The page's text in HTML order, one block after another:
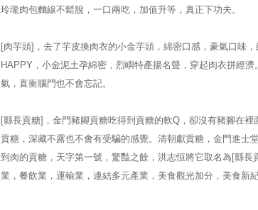
玲瓏肉包麵線不鬆脫，一口兩吃，加值升等，真正下功夫。
[肉芋頭]，去了芋皮換肉衣的小金芋頭，綿密口感，豪氣口味
HAPPY，小金泥土孕綿密，烈嶼特產揚名聲，穿起肉衣拼經
氣，直衝腦門也不會忘記。
[縣長貢糖]，金門豬腳貢糖吃得到貢糖的軟Q，卻沒有豬腳在
貢糖，深藏不露也不會有受騙的感覺。清朝獻貢糖，金門進士
到肉的貢糖，天字第一號，驚豔之餘，洪志恒將它取名為[縣
業，餐飲業，運輸業，連結多元產業，美食觀光加分，美食新